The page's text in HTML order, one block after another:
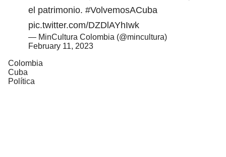
el patrimonio. #VolvemosACuba
pic.twitter.com/DZDlAYhIwk
— MinCultura Colombia (@mincultura)
February 11, 2023
Colombia
Cuba
Política